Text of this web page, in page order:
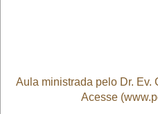
Aula ministrada pelo Dr. Ev.
Acesse